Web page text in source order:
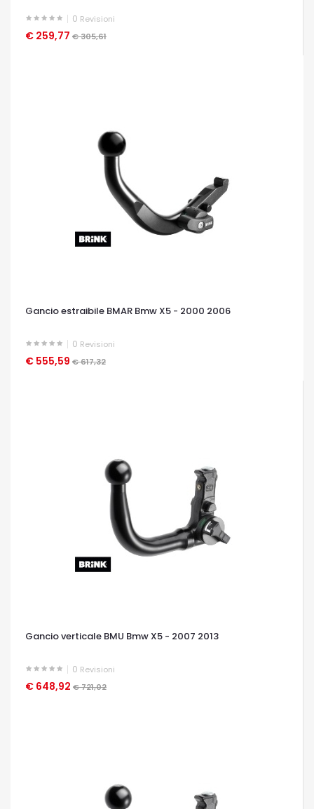
0 Revisioni
€ 259,77 € 305,61
OCCHIATA VELOCE
Gancio estraibile BMAR Bmw X5 - 2000 2006
0 Revisioni
€ 555,59 € 617,32
OCCHIATA VELOCE
Gancio verticale BMU Bmw X5 - 2007 2013
0 Revisioni
€ 648,92 € 721,02
OCCHIATA VELOCE